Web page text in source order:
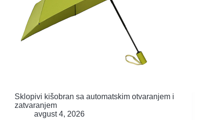
Sklopivi kišobran sa automatskim otvaranjem i
zatvaranjem
avgust 4, 2026